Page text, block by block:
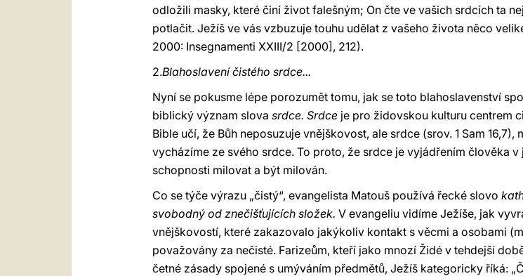
odložili masky, které činí život falešným; On čte ve vašich srdcích ta
potlačit. Ježíš ve vás vzbuzuje touhu udělat z vašeho života něco
2000: Insegnamenti XXIII/2 [2000], 212).
2.Blahoslavení čistého srdce...
Nyní se pokusme lépe porozumět tomu, jak se toto blahoslavenství
biblický význam slova srdce. Srdce je pro židovskou kulturu centrem
Bible učí, že Bůh neposuzuje vnějškovost, ale srdce (srov. 1 Sam
vycházíme ze svého srdce. To proto, že srdce je vyjádřením člověka
schopnosti milovat a být milován.
Co se týče výrazu „čistý“, evangelista Matouš používá řecké slovo
svobodný od znečišťujících složek. V evangeliu vidíme Ježíše, jak
vnějškovostí, které zakazovalo jakýkoliv kontakt s věcmi a osobami
považovány za nečisté. Farizeům, kteří jako mnozí Židé v tehdejší
četné zásady spojené s umýváním předmětů, Ježíš kategoricky říká: